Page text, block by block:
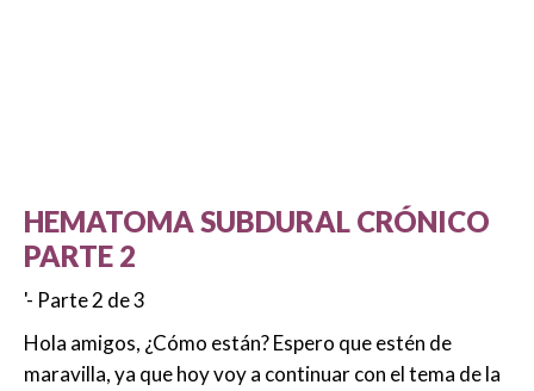
HEMATOMA SUBDURAL CRÓNICO
PARTE 2
'- Parte 2 de 3
Hola amigos, ¿Cómo están? Espero que estén de
maravilla, ya que hoy voy a continuar con el tema de la